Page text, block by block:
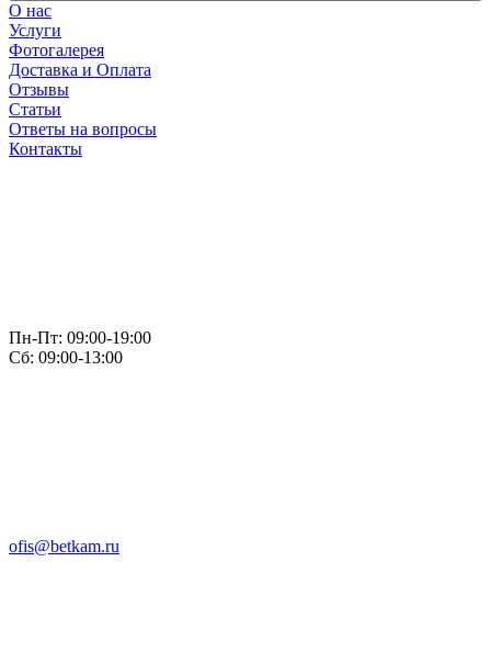
О нас
Услуги
Фотогалерея
Доставка и Оплата
Отзывы
Статьи
Ответы на вопросы
Контакты
Пн-Пт: 09:00-19:00
Сб: 09:00-13:00
ofis@betkam.ru